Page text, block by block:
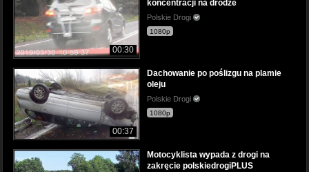
00:30
koncentracji na drodze
Polskie Drogi
1080p
00:37
Dachowanie po poślizgu na plamie
oleju
Polskie Drogi
1080p
Motocyklista wypada z drogi na
zakręcie polskiedrogiPLUS